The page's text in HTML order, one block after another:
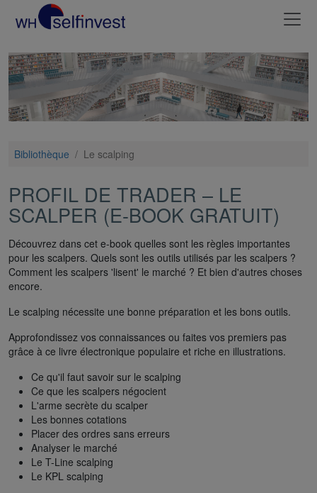
Bibliothèque / Le scalping
PROFIL DE TRADER – LE
SCALPER (E-BOOK GRATUIT)
Découvrez dans cet e-book quelles sont les règles importantes
pour les scalpers. Quels sont les outils utilisés par les scalpers ?
Comment les scalpers 'lisent' le marché ? Et bien d'autres choses
encore.
Le scalping nécessite une bonne préparation et les bons outils.
Approfondissez vos connaissances ou faites vos premiers pas
grâce à ce livre électronique populaire et riche en illustrations.
Ce qu'il faut savoir sur le scalping
Ce que les scalpers négocient
L'arme secrète du scalper
Les bonnes cotations
Placer des ordres sans erreurs
Analyser le marché
Le T-Line scalping
Le KPL scalping